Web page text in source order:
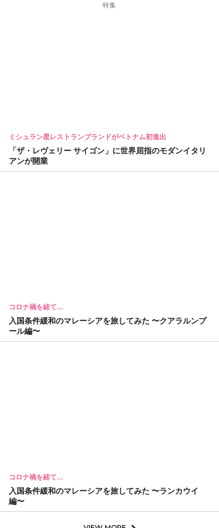
特集
ミシュラン星レストランブランドがベトナム初進出
「ザ・レヴェリー サイゴン」に世界屈指のモダンイタリ
アンが開業
コロナ禍を経て…
入国条件緩和のマレーシアを旅してみた 〜クアラルンプ
ール編〜
コロナ禍を経て…
入国条件緩和のマレーシアを旅してみた 〜ランカウイ
編〜